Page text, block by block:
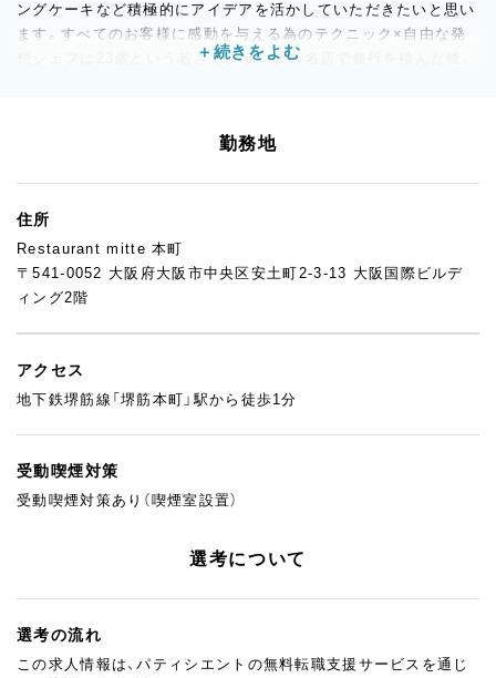
ングケーキなど積極的にアイデアを活かしていただきたいと思い
ます。すべてのお客様に感動を与える為のテクニック×自由な発
想シェフは23歳という若さでフランスの名店で修行を積んだ後、
輩の方まで全てのお客様に感動を与える“アクセスオールエリ
ア”をモットーに取り組んでいます。食材の組合せ、技法、盛り付
けなど今まで想像もしなかった境地を学び、習得していくことで
勤務地
住所
Restaurant mitte 本町
〒541-0052 大阪府大阪市中央区安土町2-3-13 大阪国際ビルデ
ィング2階
アクセス
地下鉄堺筋線「堺筋本町」駅から徒歩1分
受動喫煙対策
受動喫煙対策あり（喫煙室設置）
選考について
選考の流れ
この求人情報は、パティシエントの無料転職支援サービスを通じ